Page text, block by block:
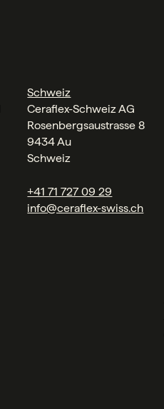
Schweiz
Ceraflex-Schweiz AG
Rosenbergsaustrasse 8
9434 Au
Schweiz
+41 71 727 09 29
info@ceraflex-swiss.ch